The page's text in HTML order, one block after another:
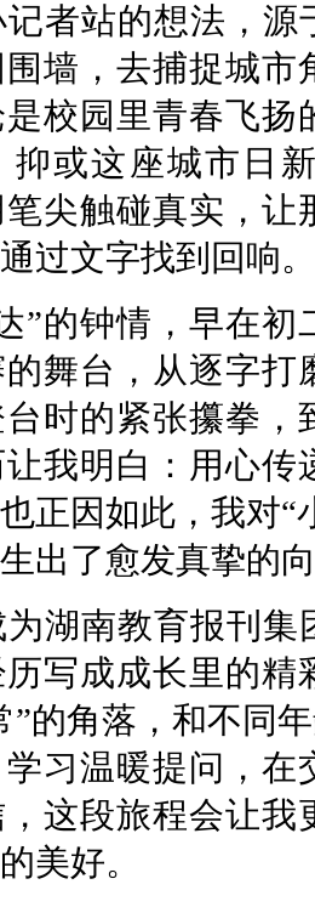
者站的想法，
墙，去捕捉城
校园里青春飞
抑或这座城市日
尖触碰真实，
过文字找到回响。
”的钟情，早在
舞台，从逐字
时的紧张攥拳
我明白：用心
正因如此，我对
出了愈发真挚的
湖南教育报刊
写成成长里的
”的角落，和不
习温暖提问，
这段旅程会让
美好。